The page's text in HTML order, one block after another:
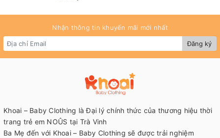
Nhận thông tin khuyến mãi mới nhất
Đăng ký
Khoai – Baby Clothing là Đại lý chính thức của thương hiệu thời
trang trẻ em NOÛS tại Trà Vinh
Ba Mẹ đến với Khoai – Baby Clothing sẽ được trải nghiệm